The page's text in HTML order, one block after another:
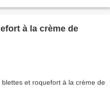
à la crème de